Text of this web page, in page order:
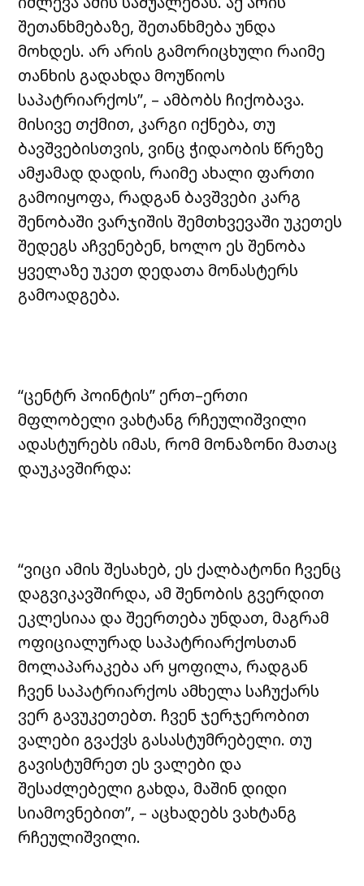
შეთანხმებაზე, შეთანხმება უნდა
მოხდეს. არ არის გამორიცხული რაიმე
თანხის გადახდა მოუწიოს
საპატრიარქოს”, – ამბობს ჩიქობავა.
მისივე თქმით, კარგი იქნება, თუ
ბავშვებისთვის, ვინც ჭიდაობის წრეზე
ამჟამად დადის, რაიმე ახალი ფართი
გამოიყოფა, რადგან ბავშვები კარგ
შენობაში ვარჯიშის შემთხვევაში უკეთეს
შედეგს აჩვენებენ, ხოლო ეს შენობა
ყველაზე უკეთ დედათა მონასტერს
გამოადგება.
“ცენტრ პოინტის” ერთ–ერთი
მფლობელი ვახტანგ რჩეულიშვილი
ადასტურებს იმას, რომ მონაზონი მათაც
დაუკავშირდა:
“ვიცი ამის შესახებ, ეს ქალბატონი ჩვენც
დაგვიკავშირდა, ამ შენობის გვერდით
ეკლესიაა და შეერთება უნდათ, მაგრამ
ოფიციალურად საპატრიარქოსთან
მოლაპარაკება არ ყოფილა, რადგან
ჩვენ საპატრიარქოს ამხელა საჩუქარს
ვერ გავუკეთებთ. ჩვენ ჯერჯერობით
ვალები გვაქვს გასასტუმრებელი. თუ
გავისტუმრეთ ეს ვალები და
შესაძლებელი გახდა, მაშინ დიდი
სიამოვნებით”, – აცხადებს ვახტანგ
რჩეულიშვილი.